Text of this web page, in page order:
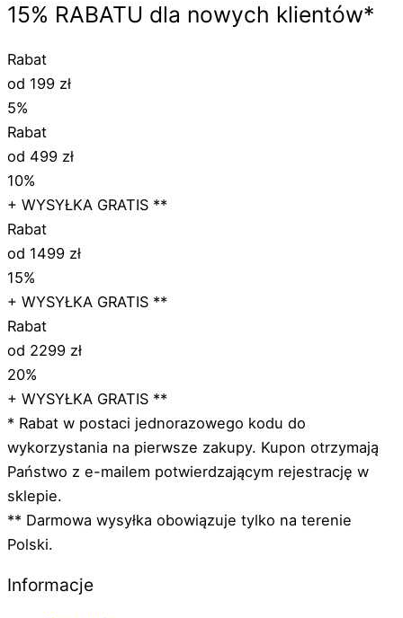
15% RABATU dla nowych klientów*
Rabat
od 199 zł
5%
Rabat
od 499 zł
10%
+ WYSYŁKA GRATIS **
Rabat
od 1499 zł
15%
+ WYSYŁKA GRATIS **
Rabat
od 2299 zł
20%
+ WYSYŁKA GRATIS **
* Rabat w postaci jednorazowego kodu do
wykorzystania na pierwsze zakupy. Kupon otrzymają
Państwo z e-mailem potwierdzającym rejestrację w
sklepie.
** Darmowa wysyłka obowiązuje tylko na terenie
Polski.
Informacje